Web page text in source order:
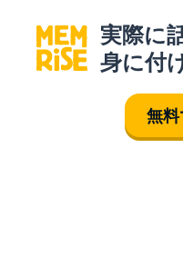
実際に
身に付
無料